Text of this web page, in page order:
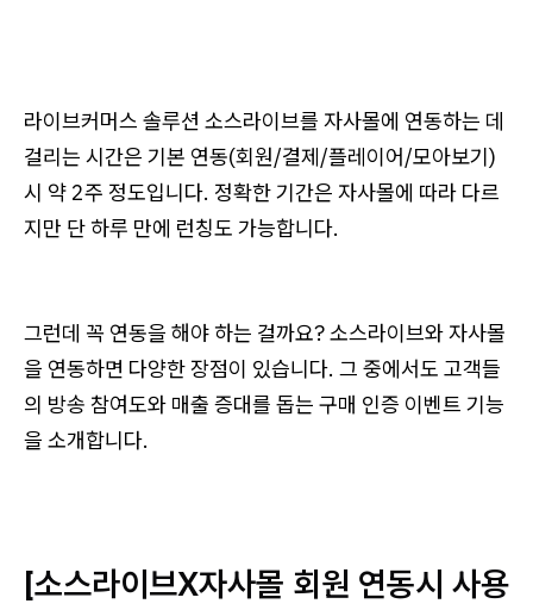
라이브커머스 솔루션 소스라이브를 자사몰에 연동하는 데
걸리는 시간은 기본 연동(회원/결제/플레이어/모아보기)
시 약 2주 정도입니다. 정확한 기간은 자사몰에 따라 다르
지만 단 하루 만에 런칭도 가능합니다.
그런데 꼭 연동을 해야 하는 걸까요? 소스라이브와 자사몰
을 연동하면 다양한 장점이 있습니다. 그 중에서도 고객들
의 방송 참여도와 매출 증대를 돕는 구매 인증 이벤트 기능
을 소개합니다.
[소스라이브X자사몰 회원 연동시 사용